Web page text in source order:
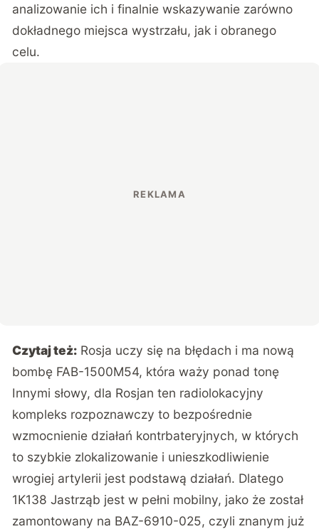
analizowanie ich i finalnie wskazywanie zarówno
dokładnego miejsca wystrzału, jak i obranego
celu.
Czytaj też: Rosja uczy się na błędach i ma nową
bombę FAB-1500M54, która waży ponad tonę
Innymi słowy, dla Rosjan ten radiolokacyjny
kompleks rozpoznawczy to bezpośrednie
wzmocnienie działań kontrbateryjnych, w których
to szybkie zlokalizowanie i unieszkodliwienie
wrogiej artylerii jest podstawą działań. Dlatego
1K138 Jastrząb jest w pełni mobilny, jako że został
zamontowany na BAZ-6910-025, czyli znanym już